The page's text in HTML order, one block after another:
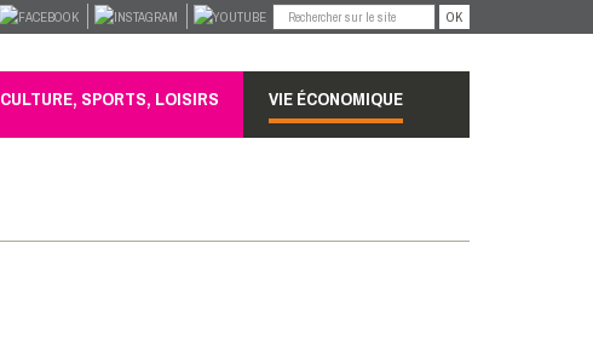
OK
CULTURE, SPORTS, LOISIRS VIE ÉCONOMIQUE